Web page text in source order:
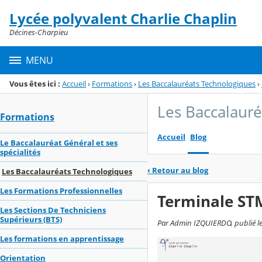
Menu de la rubrique
Contenu
Lycée polyvalent Charlie Chaplin
Décines-Charpieu
MENU
Vous êtes ici : Accueil› Formations› Les Baccalauréats Technologiques›
Formations
Le Baccalauréat Général et ses
spécialités
Les Baccalauréats Technologiques
Les Formations Professionnelles
Les Sections De Techniciens
Supérieurs (BTS)
Les formations en apprentissage
Orientation
Les
Accueil Blog
‹ Retour au blog
Terminale
Par Admin IZQUIERDO, publié